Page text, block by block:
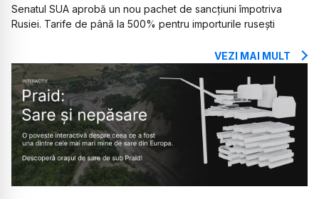
Senatul SUA aprobă un nou pachet de sancțiuni împotriva
Rusiei. Tarife de până la 500% pentru importurile rusești
VEZI MAI MULT